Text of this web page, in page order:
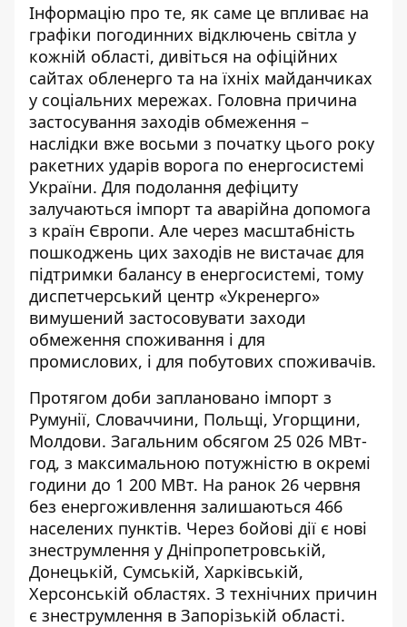
Інформацію про те, як саме це впливає на
графіки погодинних відключень світла у
кожній області, дивіться на офіційних
сайтах обленерго та на їхніх майданчиках
у соціальних мережах. Головна причина
застосування заходів обмеження –
наслідки вже восьми з початку цього року
ракетних ударів ворога по енергосистемі
України. Для подолання дефіциту
залучаються імпорт та аварійна допомога
з країн Європи. Але через масштабність
пошкоджень цих заходів не вистачає для
підтримки балансу в енергосистемі, тому
диспетчерський центр «Укренерго»
вимушений застосовувати заходи
обмеження споживання і для
промислових, і для побутових споживачів.
Протягом доби заплановано імпорт з
Румунії, Словаччини, Польщі, Угорщини,
Молдови. Загальним обсягом 25 026 МВт-
год, з максимальною потужністю в окремі
години до 1 200 МВт. На ранок 26 червня
без енергоживлення залишаються 466
населених пунктів. Через бойові дії є нові
знеструмлення у Дніпропетровській,
Донецькій, Сумській, Харківській,
Херсонській областях. З технічних причин
є знеструмлення в Запорізькій області.